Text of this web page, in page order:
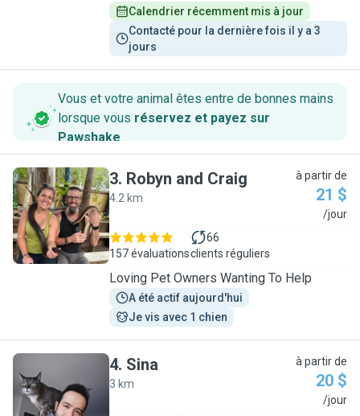
Calendrier récemment mis à jour
Contacté pour la dernière fois il y a 3
jours
Vous et votre animal êtes entre de bonnes mains
lorsque vous réservez et payez sur
Pawshake.
R
3. Robyn and Craig
4.2 km
à partir de
21 $
/jour
157 évaluations
66
clients réguliers
Loving Pet Owners Wanting To Help
A été actif aujourd'hui
Je vis avec 1 chien
S
4. Sina
3 km
à partir de
20 $
/jour